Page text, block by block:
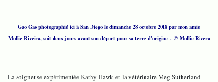
Gao Gao photographié ici à San Diego le dimanche 28 octobre 2018 par mon amie
Mollie Riveira, soit deux jours avant son départ pour sa terre d'origine - © Mollie Rivera
La soigneuse expérimentée Kathy Hawk et la vétérinaire Meg Sutherland-